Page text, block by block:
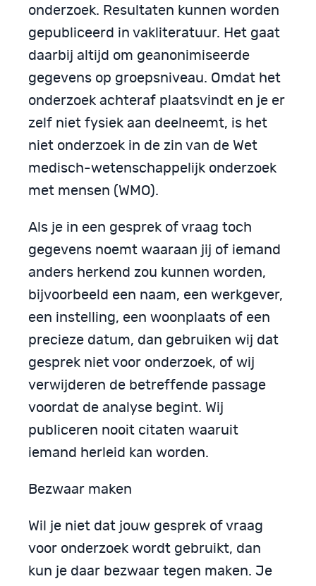
onderzoek. Resultaten kunnen worden
gepubliceerd in vakliteratuur. Het gaat
daarbij altijd om geanonimiseerde
gegevens op groepsniveau. Omdat het
onderzoek achteraf plaatsvindt en je er
zelf niet fysiek aan deelneemt, is het
niet onderzoek in de zin van de Wet
medisch-wetenschappelijk onderzoek
met mensen (WMO).
Als je in een gesprek of vraag toch
gegevens noemt waaraan jij of iemand
anders herkend zou kunnen worden,
bijvoorbeeld een naam, een werkgever,
een instelling, een woonplaats of een
precieze datum, dan gebruiken wij dat
gesprek niet voor onderzoek, of wij
verwijderen de betreffende passage
voordat de analyse begint. Wij
publiceren nooit citaten waaruit
iemand herleid kan worden.
Bezwaar maken
Wil je niet dat jouw gesprek of vraag
voor onderzoek wordt gebruikt, dan
kun je daar bezwaar tegen maken. Je